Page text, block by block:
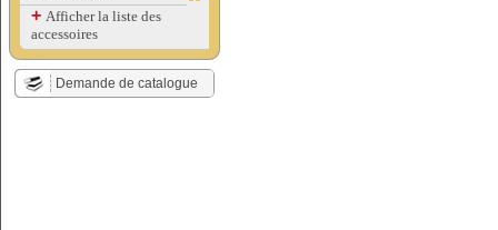
+ Afficher la liste des
accessoires
Demande de catalogue